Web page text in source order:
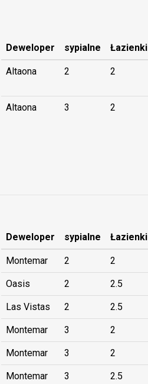
Deweloper sypialne Łazienki
Altaona 2 2
Altaona 3 2
Deweloper sypialne Łazienki
Montemar 2 2
Oasis 2 2.5
Las Vistas 2 2.5
Montemar 3 2
Montemar 3 2
Montemar 3 2.5